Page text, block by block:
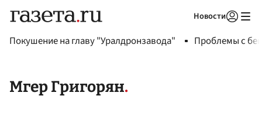
Новости
Покушение на главу "Уралдронзавода" Проблемы с
Мгер Григорян